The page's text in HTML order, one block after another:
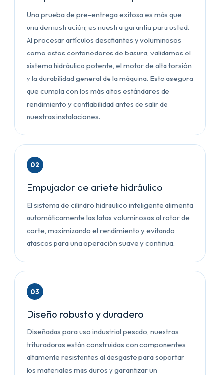
Una prueba de pre-entrega exitosa es más que
una demostración; es nuestra garantía para usted.
Al procesar artículos desafiantes y voluminosos
como estos contenedores de basura, validamos el
sistema hidráulico potente, el motor de alta torsión
y la durabilidad general de la máquina. Esto asegura
que cumpla con los más altos estándares de
rendimiento y confiabilidad antes de salir de
nuestras instalaciones.
02
Empujador de ariete hidráulico
El sistema de cilindro hidráulico inteligente alimenta
automáticamente las latas voluminosas al rotor de
corte, maximizando el rendimiento y evitando
atascos para una operación suave y continua.
03
Diseño robusto y duradero
Diseñadas para uso industrial pesado, nuestras
trituradoras están construidas con componentes
altamente resistentes al desgaste para soportar
los materiales más duros y garantizar un